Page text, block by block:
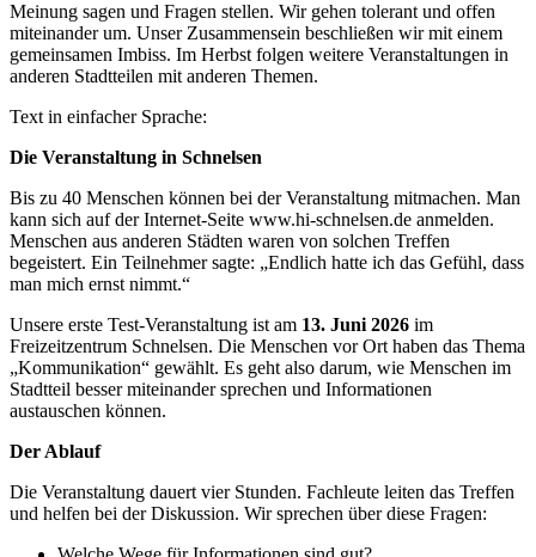
Meinung sagen und Fragen stellen. Wir gehen tolerant und offen
miteinander um. Unser Zusammensein beschließen wir mit einem
gemeinsamen Imbiss. Im Herbst folgen weitere Veranstaltungen in
anderen Stadtteilen mit anderen Themen.
Text in einfacher Sprache:
Die Veranstaltung in Schnelsen
Bis zu 40 Menschen können bei der Veranstaltung mitmachen. Man
kann sich auf der Internet-Seite www.hi-schnelsen.de anmelden.
Menschen aus anderen Städten waren von solchen Treffen
begeistert. Ein Teilnehmer sagte: „Endlich hatte ich das Gefühl, dass
man mich ernst nimmt.“
Unsere erste Test-Veranstaltung ist am 13. Juni 2026 im
Freizeitzentrum Schnelsen. Die Menschen vor Ort haben das Thema
„Kommunikation“ gewählt. Es geht also darum, wie Menschen im
Stadtteil besser miteinander sprechen und Informationen
austauschen können.
Der Ablauf
Die Veranstaltung dauert vier Stunden. Fachleute leiten das Treffen
und helfen bei der Diskussion. Wir sprechen über diese Fragen: